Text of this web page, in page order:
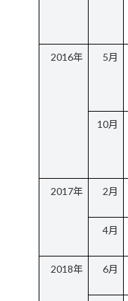
2016年 5月
10月
2017年 2月
4月
2018年 6月